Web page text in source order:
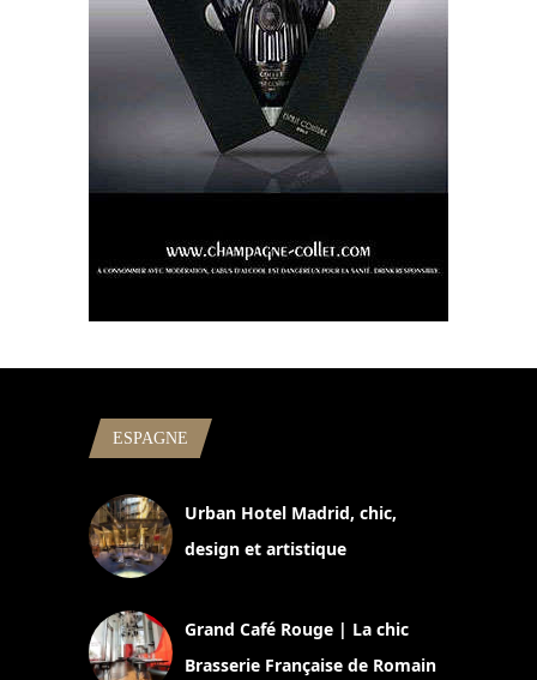
ESPAGNE
Urban Hotel Madrid, chic,
design et artistique
Grand Café Rouge | La chic
Brasserie Française de Romain